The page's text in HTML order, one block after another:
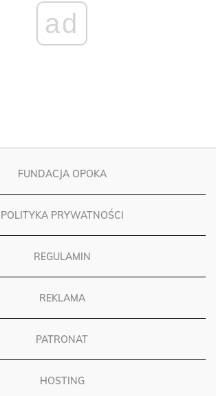
ad
FUNDACJA OPOKA
POLITYKA PRYWATNOŚCI
REGULAMIN
REKLAMA
PATRONAT
HOSTING